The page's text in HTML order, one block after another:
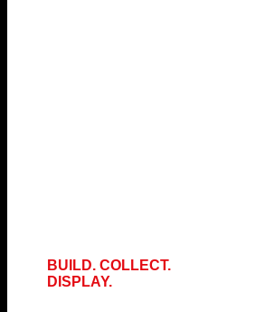
BUILD. COLLECT.
DISPLAY.